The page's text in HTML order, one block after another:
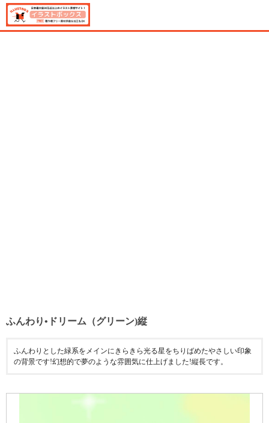
ふんわり•ドリーム（グリーン)縦
ふんわりとした緑系をメインにきらきら光る星をちりばめたやさしい印象
の背景です!幻想的で夢のような雰囲気に仕上げました!縦長です。